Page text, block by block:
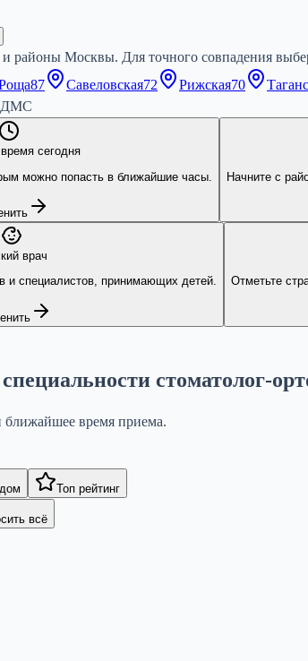
районы Москвы. Для точного совпадения
87 Савеловская72 Рижская70
сегодня
можно попасть в ближайшие часы.
Начните с
врач
и специалистов, принимающих детей.
Отметьте
стоматолог-
ближайшее время приема.
Топ рейтинг
всё